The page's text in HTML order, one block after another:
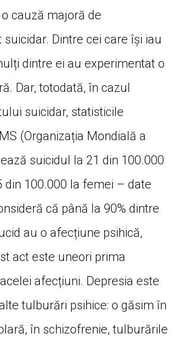
o cauză majoră de
Dintre cei care își iau
dintre ei au experimentat o
Dar, totodată, în cazul
suicidar, statisticile
(Organizația Mondială a
suicidul la 21 din 100.000
din 100.000 la femei – date
că până la 90% dintre
au o afecțiune psihică,
act este uneori prima
afecțiuni. Depresia este
tulburări psihice: o găsim în
în schizofrenie, tulburările